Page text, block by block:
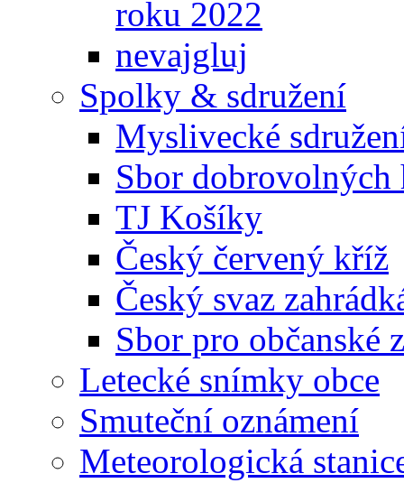
roku 2022
nevajgluj
Spolky & sdružení
Myslivecké
Sbor dobrovolných
TJ Košíky
Český červený kříž
Český svaz
Sbor pro občanské
Letecké snímky obce
Smuteční oznámení
Meteorologická